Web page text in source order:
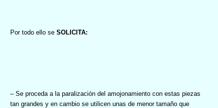
Por todo ello se SOLICITA:
– Se proceda a la paralización del amojonamiento con estas piezas
tan grandes y en cambio se utilicen unas de menor tamaño que